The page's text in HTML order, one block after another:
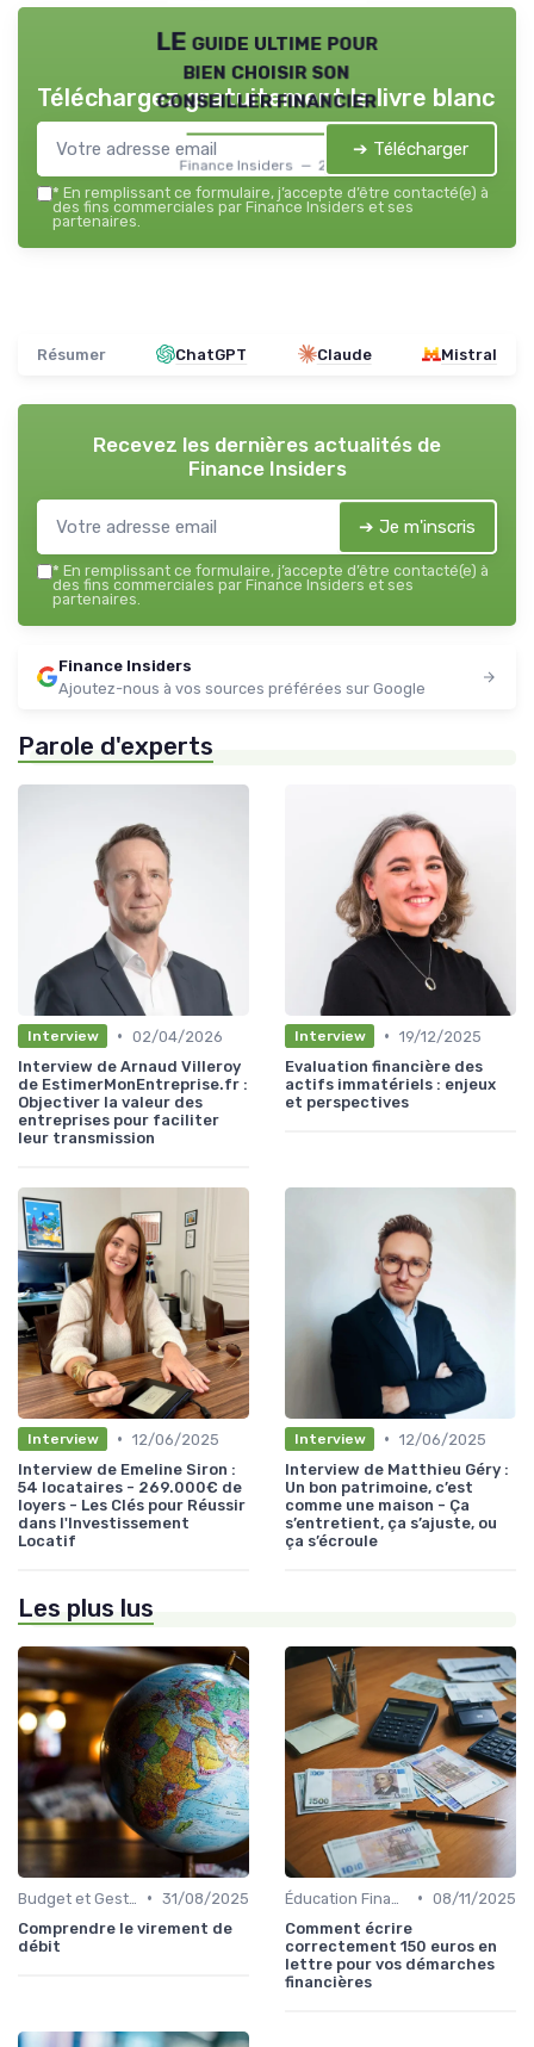
LE guide ultime pour
bien choisir son
conseiller financier
Finance Insiders — 2026
Téléchargez gratuitement le livre blanc
➔ Télécharger
* En remplissant ce formulaire, j’accepte d’être contacté(e) à
des fins commerciales par Finance Insiders et ses
partenaires.
Résumer ChatGPT Claude Mistral
Recevez les dernières actualités de
Finance Insiders
➔ Je m'inscris
* En remplissant ce formulaire, j’accepte d’être contacté(e) à
des fins commerciales par Finance Insiders et ses
partenaires.
Finance Insiders
Ajoutez-nous à vos sources préférées sur Google
Parole d'experts
Interview • 02/04/2026
Interview de Arnaud Villeroy
de EstimerMonEntreprise.fr :
Objectiver la valeur des
entreprises pour faciliter
leur transmission
Interview • 19/12/2025
Evaluation financière des
actifs immatériels : enjeux
et perspectives
Interview • 12/06/2025
Interview de Emeline Siron :
54 locataires - 269.000€ de
loyers - Les Clés pour Réussir
dans l'Investissement
Locatif
Interview • 12/06/2025
Interview de Matthieu Géry :
Un bon patrimoine, c’est
comme une maison - Ça
s’entretient, ça s’ajuste, ou
ça s’écroule
Les plus lus
• 31/08/2025
Comprendre le virement de
débit
• 08/11/2025
Comment écrire
correctement 150 euros en
lettre pour vos démarches
financières